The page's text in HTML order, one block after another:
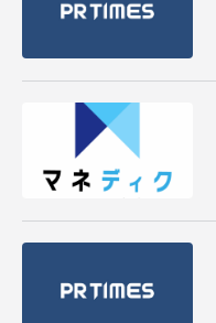
社長ブログ
CAREER
CONTACT